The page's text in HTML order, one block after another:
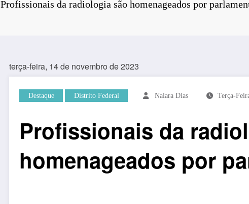
Profissionais da radiologia são homenageados por
terça-feira, 14 de novembro de 2023
Destaque Distrito Federal Naiara Dias Terça-
Profissionais da
homenageados por